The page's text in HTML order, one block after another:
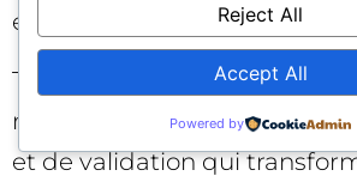
et vos campagnes.
Task Assistant vous donne
marche, mais c’est votre
et de validation qui
Reject All
Accept All
Powered by